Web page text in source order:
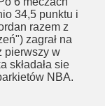
34,5 punktu i
razem z
zagrał na
pierwszy w
składała sie
NBA.